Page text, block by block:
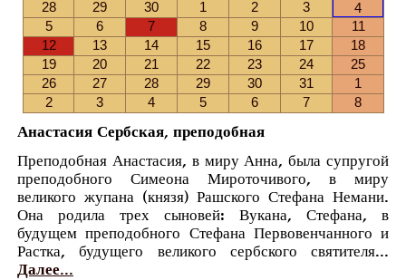
28
29 30 1 2 3
4
5
6 7 8 9 10
11
12
13 14 15 16 17
18
19
20 21 22 23 24
25
26
27 28 29 30 31
1
2
3 4 5 6 7 8
Анастасия Сербская, преподобная
Преподобная Анастасия, в миру Анна, была супругой
преподобного Симеона Мироточивого, в миру
великого жупана (князя) Рашского Стефана Немани.
Она родила трех сыновей: Вукана, Стефана, в
будущем преподобного Стефана Первовенчанного и
Растка, будущего великого сербского святителя...
Далее...